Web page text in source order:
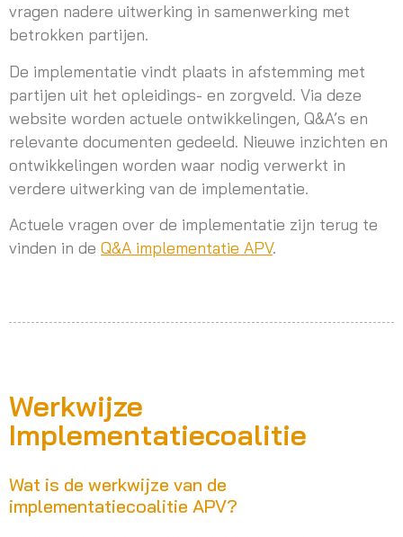
vragen nadere uitwerking in samenwerking met
betrokken partijen.
De implementatie vindt plaats in afstemming met
partijen uit het opleidings- en zorgveld. Via deze
website worden actuele ontwikkelingen, Q&A’s en
relevante documenten gedeeld. Nieuwe inzichten en
ontwikkelingen worden waar nodig verwerkt in
verdere uitwerking van de implementatie.
Actuele vragen over de implementatie zijn terug te
vinden in de Q&A implementatie APV.
Werkwijze
Implementatiecoalitie
Wat is de werkwijze van de
implementatiecoalitie APV?